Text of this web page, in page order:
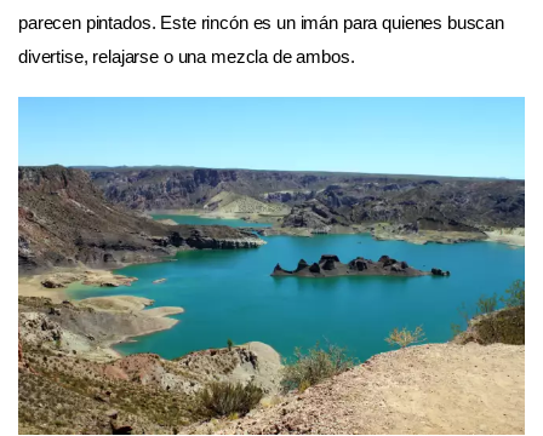
parecen pintados. Este rincón es un imán para quienes buscan
divertise, relajarse o una mezcla de ambos.